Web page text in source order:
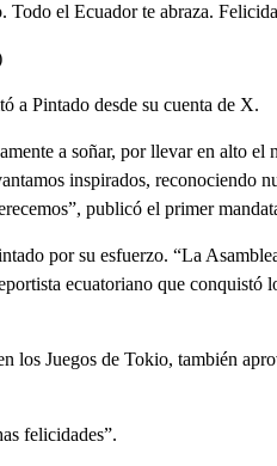
el Ecuador te abraza.
a Pintado desde su cuenta de X.
a soñar, por llevar en alto el
inspirados, reconociendo
publicó el primer
por su esfuerzo. “La
ecuatoriano que conquistó
los Juegos de Tokio, también
felicidades”.